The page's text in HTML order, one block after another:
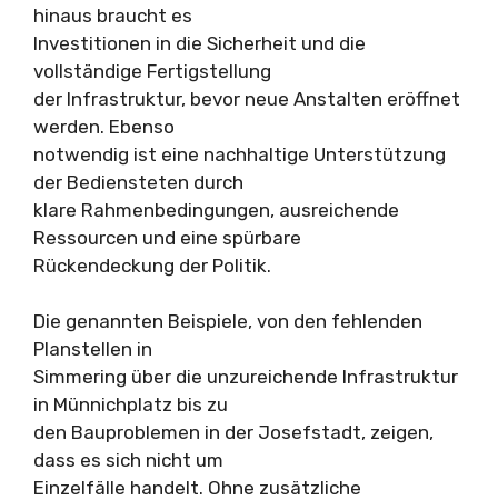
hinaus braucht es
Investitionen in die Sicherheit und die
vollständige Fertigstellung
der Infrastruktur, bevor neue Anstalten eröffnet
werden. Ebenso
notwendig ist eine nachhaltige Unterstützung
der Bediensteten durch
klare Rahmenbedingungen, ausreichende
Ressourcen und eine spürbare
Rückendeckung der Politik.
Die genannten Beispiele, von den fehlenden
Planstellen in
Simmering über die unzureichende Infrastruktur
in Münnichplatz bis zu
den Bauproblemen in der Josefstadt, zeigen,
dass es sich nicht um
Einzelfälle handelt. Ohne zusätzliche